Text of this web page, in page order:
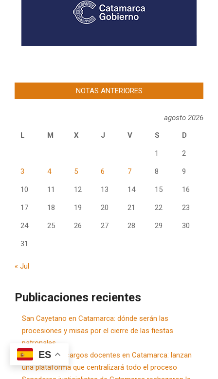
NOTAS ANTERIORES
agosto 2026
L
M X J V S D
1 2
3 4 5 6 7 8 9
10 11 12 13 14 15 16
17 18 19 20 21 22 23
24 25 26 27 28 29 30
31
« Jul
Publicaciones recientes
San Cayetano en Catamarca: dónde serán las
procesiones y misas por el cierre de las fiestas
patronales
Cobertura de cargos docentes en Catamarca: lanzan
una plataforma que centralizará todo el proceso
ES